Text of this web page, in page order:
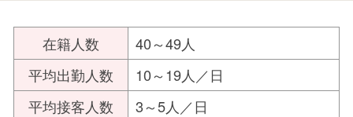
在籍人数
40～49人
平均出勤人数
10～19人／日
平均接客人数
3～5人／日